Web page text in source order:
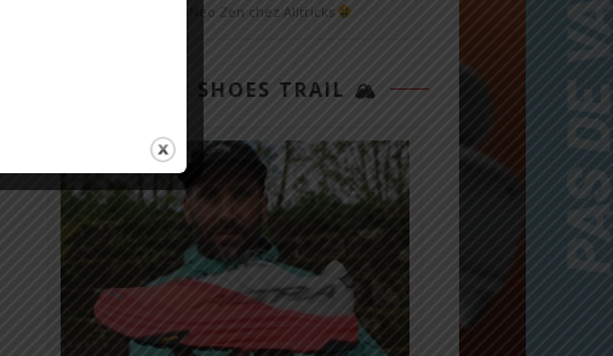
Mizuno Neo Zen chez Alltricks
TOP 3 SHOES TRAIL 🏔